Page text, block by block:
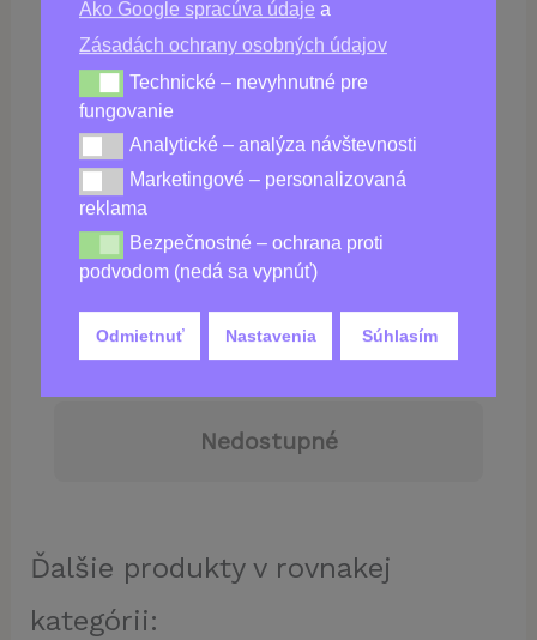
Ako Google spracúva údaje a
Zásadách ochrany osobných údajov
Technické – nevyhnutné pre fungovanie
Technické – nevyhnutné pre
fungovanie
Analytické – analýza návštevnosti
Analytické – analýza návštevnosti
Marketingové – personalizovaná reklama
Marketingové – personalizovaná
reklama
Bezpečnostné – ochrana proti podvodom (nedá sa
Bezpečnostné – ochrana proti
podvodom (nedá sa vypnúť)
Odmietnuť Nastavenia Súhlasím
Kúpiť Slimmerine
39,00€
Nedostupné
Ďalšie produkty v rovnakej
kategórii: